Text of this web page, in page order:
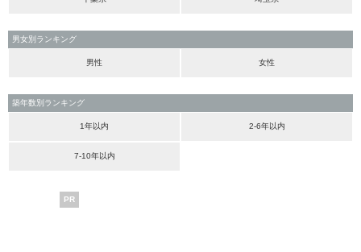
男女別ランキング
男性 女性
築年数別ランキング
1年以内 2-6年以内
7-10年以内
PR